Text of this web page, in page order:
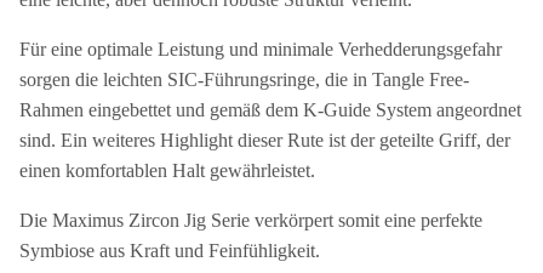
Für eine optimale Leistung und minimale Verhedderungsgefahr
sorgen die leichten SIC-Führungsringe, die in Tangle Free-
Rahmen eingebettet und gemäß dem K-Guide System angeordnet
sind. Ein weiteres Highlight dieser Rute ist der geteilte Griff, der
einen komfortablen Halt gewährleistet.
Die Maximus Zircon Jig Serie verkörpert somit eine perfekte
Symbiose aus Kraft und Feinfühligkeit.